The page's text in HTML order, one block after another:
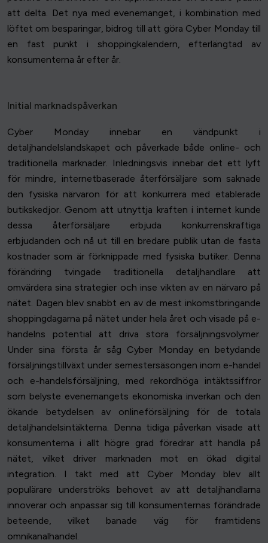
att delta. Det nya med evenemanget, i kombination med
löftet om besparingar, bidrog till att göra Cyber Monday till
en fast punkt i shoppingkalendern, efterlängtad av
konsumenterna år efter år.
Initial marknadspåverkan
Cyber Monday innebar en vändpunkt i
detaljhandelslandskapet och påverkade både online- och
traditionella marknader. Inledningsvis innebar det ett lyft
för mindre, internetbaserade återförsäljare som saknade
den fysiska närvaron för att konkurrera med etablerade
butikskedjor. Genom att utnyttja kraften i internet kunde
dessa återförsäljare erbjuda konkurrenskraftiga
erbjudanden och nå ut till en bredare publik utan de fasta
kostnader som är förknippade med fysiska butiker. Denna
förändring tvingade traditionella detaljhandlare att
omvärdera sina strategier och inse vikten av en närvaro på
nätet. Dagen blev snabbt en av de mest inkomstbringande
shoppingdagarna på nätet under hela året och visade på e-
handelns potential att driva stora försäljningsvolymer.
Under sina första år såg Cyber Monday en betydande
försäljningstillväxt under semestersäsongen inom e-handel
och e-handelsförsäljning, med rekordhöga intäktssiffror
som belyste evenemangets ekonomiska inverkan och den
ökande betydelsen av onlineförsäljning för de totala
detaljhandelsintäkterna. Denna tidiga påverkan visade att
konsumenterna i allt högre grad föredrar att handla på
nätet, vilket driver marknaden mot en ökad digital
integration. I takt med att Cyber Monday blev allt
populärare underströks behovet av att detaljhandlarna
innoverar och anpassar sig till konsumenternas förändrade
beteende, vilket banade väg för framtidens
omnikanalhandel.